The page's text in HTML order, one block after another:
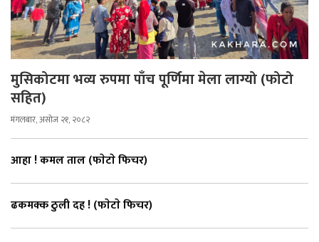
मुसिकोटमा भव्य रुपमा पाँच पूर्णिमा मेला लाग्यो (फोटो
सहित)
मंगलबार, असोज २१, २०८२
आहा ! कमल ताल (फाेटाे फिचर)
ढकमक्क ठुली दह ! (फाेटाे फिचर)